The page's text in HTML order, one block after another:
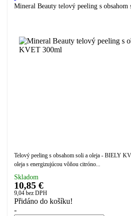
Mineral Beauty telový peeling s
Telový peeling s obsahom soli a oleja - BIELY
oleja s energizujúcou vôňou citróno...
Skladom
10,85 €
9,04 bez DPH
Přidáno do košíku!
-